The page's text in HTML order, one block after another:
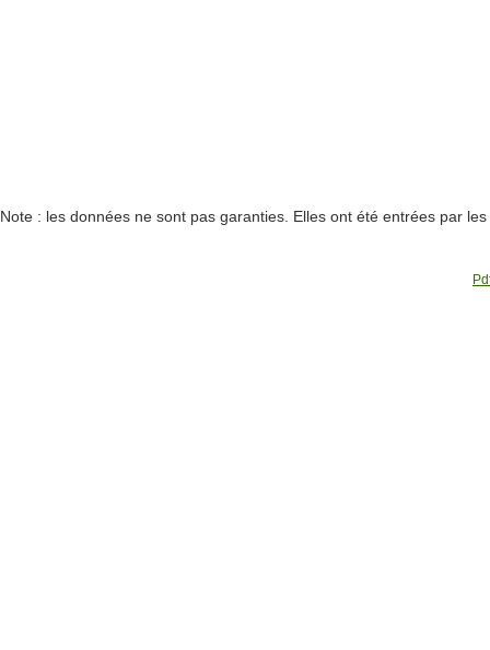
Note : les données ne sont pas garanties. Elles ont été entrées par